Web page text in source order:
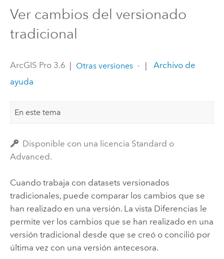
Ver cambios del versionado
tradicional
ArcGIS Pro 3.6 | Otras versiones |
Archivo de
ayuda
En este tema
Disponible con una licencia Standard o
Advanced.
Cuando trabaja con datasets versionados
tradicionales, puede comparar los cambios que se
han realizado en una versión. La vista Diferencias le
permite ver los cambios que se han realizado en una
versión tradicional desde que se creó o concilió por
última vez con una versión antecesora.